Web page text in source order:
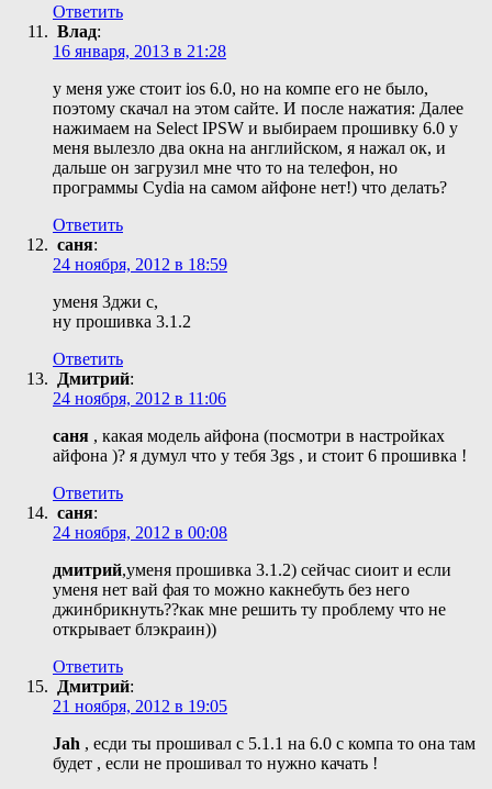
Ответить
Влад:
16 января, 2013 в 21:28
у меня уже стоит ios 6.0, но на компе его не было,
поэтому скачал на этом сайте. И после нажатия: Далее
нажимаем на Select IPSW и выбираем прошивку 6.0 у
меня вылезло два окна на английском, я нажал ок, и
дальше он загрузил мне что то на телефон, но
программы Cydia на самом айфоне нет!) что делать?
Ответить
саня:
24 ноября, 2012 в 18:59
уменя 3джи с,
ну прошивка 3.1.2
Ответить
Дмитрий:
24 ноября, 2012 в 11:06
саня , какая модель айфона (посмотри в настройках
айфона )? я думул что у тебя 3gs , и стоит 6 прошивка !
Ответить
саня:
24 ноября, 2012 в 00:08
дмитрий,уменя прошивка 3.1.2) сейчас сиоит и если
уменя нет вай фая то можно какнебуть без него
джинбрикнуть??как мне решить ту проблему что не
открывает блэкраин))
Ответить
Дмитрий:
21 ноября, 2012 в 19:05
Jah , есди ты прошивал с 5.1.1 на 6.0 с компа то она там
будет , если не прошивал то нужно качать !